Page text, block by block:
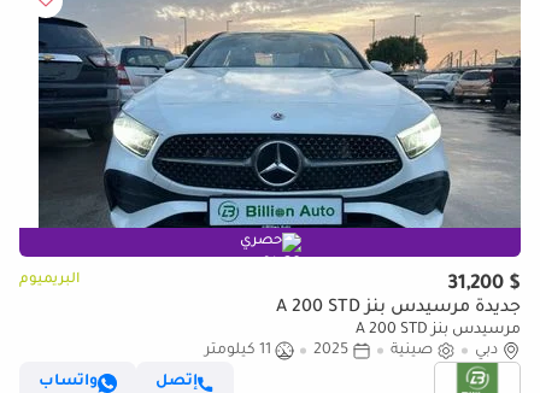
حصري
$ 31,200 البريميوم
جديدة مرسيدس بنز A 200 STD
مرسيدس بنز A 200 STD
دبي
صينية 2025
11 كيلومتر
إتصل
واتساب